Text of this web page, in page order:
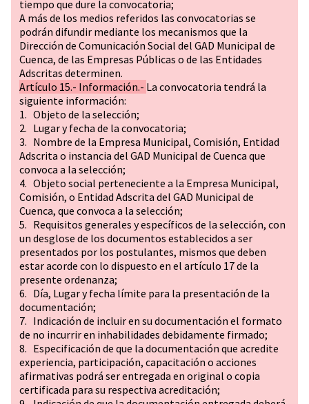
tiempo que dure la convocatoria;
A más de los medios referidos las convocatorias se
podrán difundir mediante los mecanismos que la
Dirección de Comunicación Social del GAD Municipal de
Cuenca, de las Empresas Públicas o de las Entidades
Adscritas determinen.
Artículo 15.- Información.- La convocatoria tendrá la
siguiente información:
1. Objeto de la selección;
2. Lugar y fecha de la convocatoria;
3. Nombre de la Empresa Municipal, Comisión, Entidad
Adscrita o instancia del GAD Municipal de Cuenca que
convoca a la selección;
4. Objeto social perteneciente a la Empresa Municipal,
Comisión, o Entidad Adscrita del GAD Municipal de
Cuenca, que convoca a la selección;
5. Requisitos generales y específicos de la selección, con
un desglose de los documentos establecidos a ser
presentados por los postulantes, mismos que deben
estar acorde con lo dispuesto en el artículo 17 de la
presente ordenanza;
6. Día, Lugar y fecha límite para la presentación de la
documentación;
7. Indicación de incluir en su documentación el formato
de no incurrir en inhabilidades debidamente firmado;
8. Especificación de que la documentación que acredite
experiencia, participación, capacitación o acciones
afirmativas podrá ser entregada en original o copia
certificada para su respectiva acreditación;